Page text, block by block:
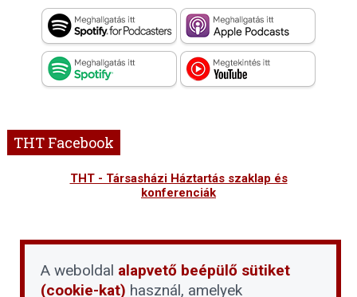
THT Facebook
THT - Társasházi Háztartás szaklap és
konferenciák
A weboldal alapvető beépülő sütiket
(cookie-kat) használ, amelyek